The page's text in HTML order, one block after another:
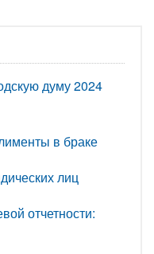
думу 2024
в браке
лиц
отчетности: